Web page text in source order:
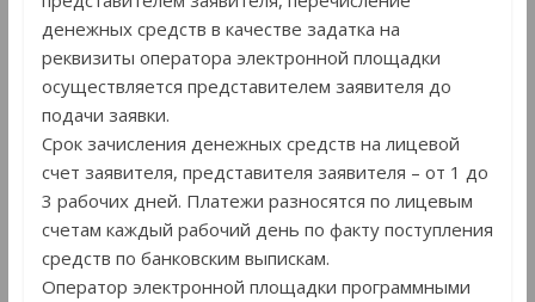
денежных средств в качестве задатка на
реквизиты оператора электронной площадки
осуществляется представителем заявителя до
подачи заявки.
Срок зачисления денежных средств на лицевой
счет заявителя, представителя заявителя – от 1 до
3 рабочих дней. Платежи разносятся по лицевым
счетам каждый рабочий день по факту поступления
средств по банковским выпискам.
Оператор электронной площадки программными